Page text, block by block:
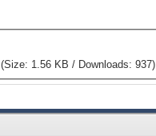
1.56 KB / Downloads: 937)